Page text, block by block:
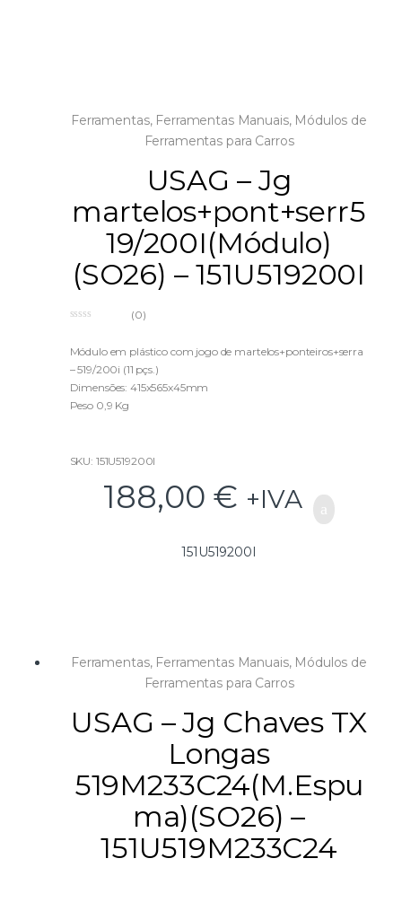
Ferramentas, Ferramentas Manuais, Módulos de
Ferramentas para Carros
USAG – Jg
martelos+pont+serr5
19/200I(Módulo)
(SO26) – 151U519200I
u
o
f
5
(0)
Módulo em plástico com jogo de martelos+ponteiros+serra
– 519/200i (11 pçs.)
Dimensões: 415x565x45mm
Peso 0,9 Kg
SKU: 151U519200I
188,00 € +IVA
151U519200I
Ferramentas, Ferramentas Manuais, Módulos de
Ferramentas para Carros
USAG – Jg Chaves TX
Longas
519M233C24(M.Espu
ma)(SO26) –
151U519M233C24